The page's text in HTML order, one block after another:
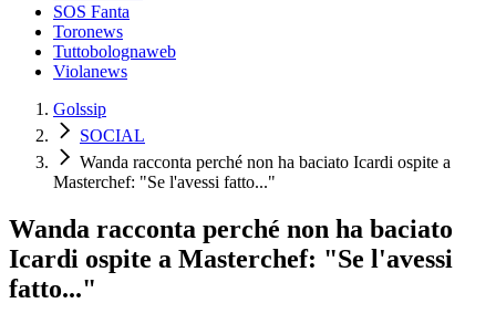
SOS Fanta
Toronews
Tuttobolognaweb
Violanews
Golssip
SOCIAL
Wanda racconta perché non ha baciato Icardi ospite a
Masterchef: "Se l'avessi fatto..."
Wanda racconta perché non ha baciato
Icardi ospite a Masterchef: "Se l'avessi
fatto..."